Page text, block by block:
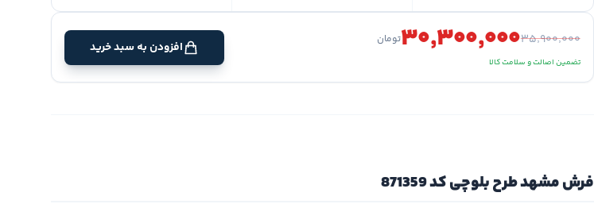
۳۵٬۹۰۰٬۰۰۰۳۰٬۳۰۰٬۰۰۰تومان
تضمین اصالت و سلامت کالا
افزودن به سبد خرید
فرش مشهد طرح بلوچی کد 871359